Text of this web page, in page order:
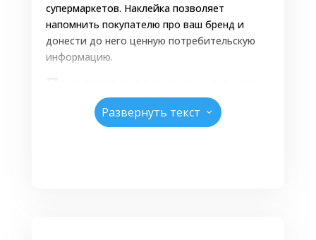
супермаркетов. Наклейка позволяет
напомнить покупателю про ваш бренд и
донести до него ценную потребительскую
информацию.
салатов
Для продажи кулинарных изделий через
Развернуть текст 3